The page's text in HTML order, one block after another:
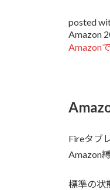
posted
Amazon
Amazon
Fireタブ
Amazon
標準の状